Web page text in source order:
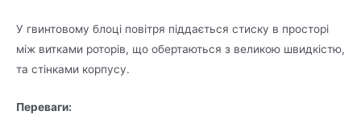
У гвинтовому блоці повітря піддається стиску в просторі
між витками роторів, що обертаються з великою швидкістю,
та стінками корпусу.
Переваги: